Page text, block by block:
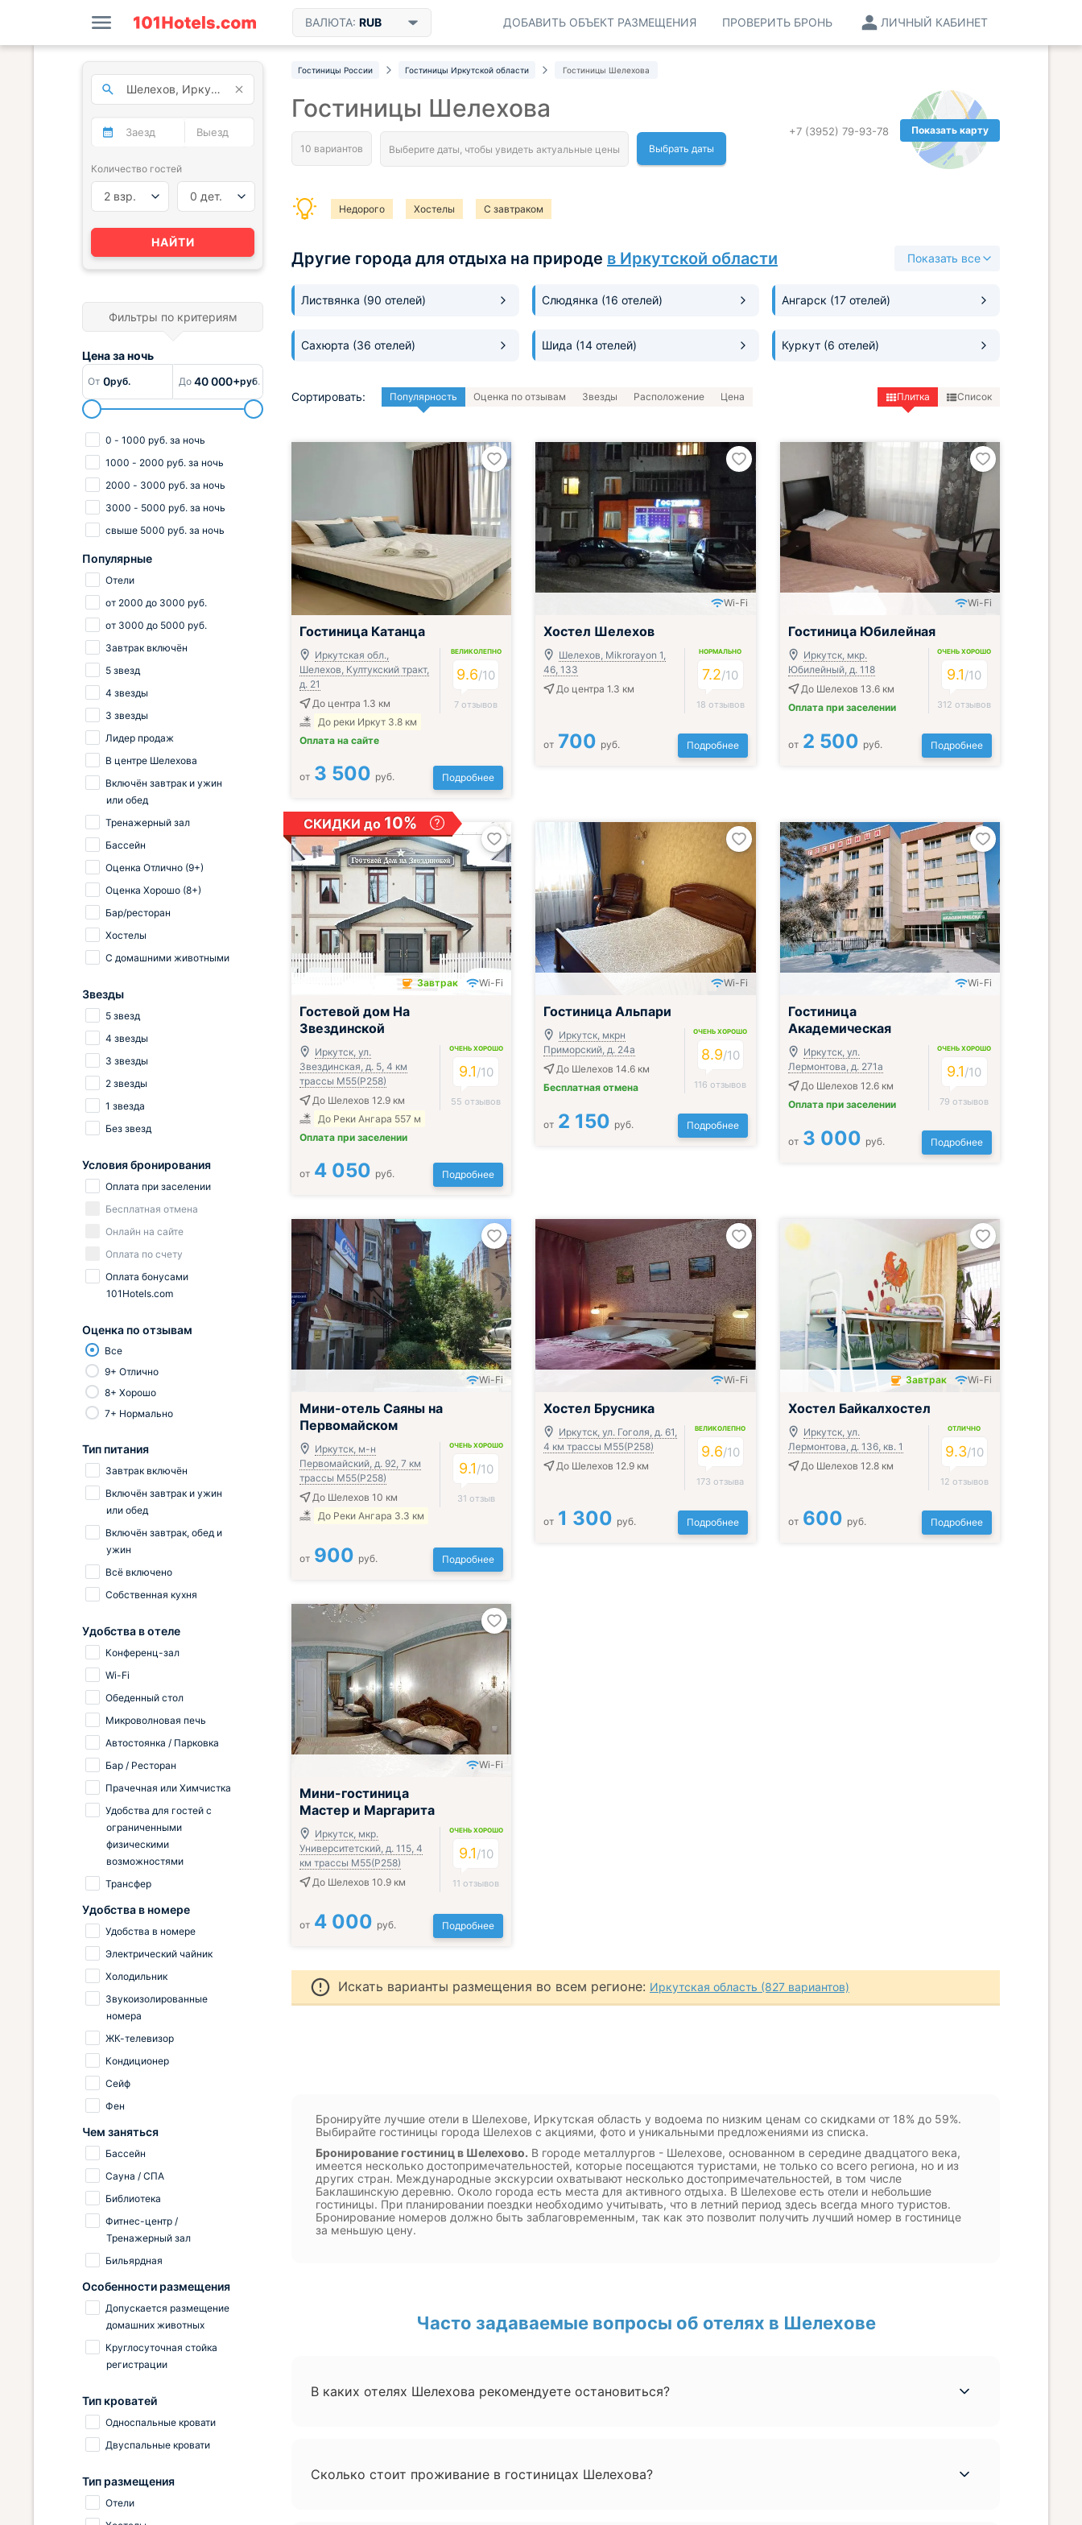
ВАЛЮТА: RUB ЛИЧНЫЙ КАБИНЕТ
ПРОВЕРИТЬ БРОНЬ
ДОБАВИТЬ ОБЪЕКТ РАЗМЕЩЕНИЯ
Гостиницы России Гостиницы Иркутской области Гостиницы Шелехова
Показать карту
+7 (3952) 79-93-78
Гостиницы Шелехова
Выбрать даты
Недорого Хостелы С завтраком
Другие города для отдыха на природе в Иркутской области Показать все
Листвянка (90 отелей) Слюдянка (16 отелей) Ангарск (17 отелей)
Сахюрта (36 отелей) Шида (14 отелей) Куркут (6 отелей)
Сортировать: Популярность Оценка по отзывам Звезды Расположение Цена Плитка Список
Гостиница Катанца
Иркутская обл.,
Шелехов, Култукский тракт,
д. 21
До центра 1.3 км
До реки Иркут 3.8 км
Оплата на сайте
ВЕЛИКОЛЕПНО
9.6/10
7 отзывов
от 3 500 руб. Подробнее
Wi-Fi
Хостел Шелехов
Шелехов, Mikrorayon 1,
46, 133
До центра 1.3 км
НОРМАЛЬНО
7.2/10
18 отзывов
от 700 руб. Подробнее
Wi-Fi
Гостиница Юбилейная
Иркутск, мкр.
Юбилейный, д. 118
До Шелехов 13.6 км
Оплата при заселении
ОЧЕНЬ ХОРОШО
9.1/10
312 отзывов
от 2 500 руб. Подробнее
СКИДКИ до 10%
; Завтрак включён
Завтрак Wi-Fi
Гостевой дом На
Звездинской
Иркутск, ул.
Звездинская, д. 5, 4 км
трассы М55(Р258)
До Шелехов 12.9 км
До Реки Ангара 557 м
Оплата при заселении
ОЧЕНЬ ХОРОШО
9.1/10
55 отзывов
от 4 050 руб. Подробнее
Включён завтрак, обед и ужин
Wi-Fi
Гостиница Альпари
Иркутск, мкрн
Приморский, д. 24а
До Шелехов 14.6 км
Бесплатная отмена
ОЧЕНЬ ХОРОШО
8.9/10
116 отзывов
от 2 150 руб. Подробнее
Wi-Fi
Гостиница
Академическая
Иркутск, ул.
Лермонтова, д. 271а
До Шелехов 12.6 км
Оплата при заселении
ОЧЕНЬ ХОРОШО
9.1/10
79 отзывов
от 3 000 руб. Подробнее
Wi-Fi
Мини-отель Саяны на
Первомайском
Иркутск, м-н
Первомайский, д. 92, 7 км
трассы М55(Р258)
До Шелехов 10 км
До Реки Ангара 3.3 км
ОЧЕНЬ ХОРОШО
9.1/10
31 отзыв
от 900 руб. Подробнее
Wi-Fi
Хостел Брусника
Иркутск, ул. Гоголя, д. 61,
4 км трассы М55(Р258)
До Шелехов 12.9 км
ВЕЛИКОЛЕПНО
9.6/10
173 отзыва
от 1 300 руб. Подробнее
Завтрак включён
Завтрак Wi-Fi
Хостел Байкалхостел
Иркутск, ул.
Лермонтова, д. 136, кв. 1
До Шелехов 12.8 км
ОТЛИЧНО
9.3/10
12 отзывов
от 600 руб. Подробнее
Wi-Fi
Мини-гостиница
Мастер и Маргарита
Иркутск, мкр.
Университетский, д. 115, 4
км трассы М55(Р258)
До Шелехов 10.9 км
ОЧЕНЬ ХОРОШО
9.1/10
11 отзывов
от 4 000 руб. Подробнее
Искать варианты размещения во всем регионе: Иркутская область (827 вариантов)
Бронируйте лучшие отели в Шелехове, Иркутская область у водоема по низким ценам со скидками от 18% до 59%.
Выбирайте гостиницы города Шелехов с акциями, фото и уникальными предложениями из списка.
Бронирование гостиниц в Шелехово. В городе металлургов - Шелехове, основанном в середине двадцатого века,
имеется несколько достопримечательностей, которые посещаются туристами, не только со всего региона, но и из
других стран. Международные экскурсии охватывают несколько достопримечательностей, в том числе
Баклашинскую деревню. Около города есть места для активного отдыха. В Шелехове есть отели и небольшие
гостиницы. При планировании поездки необходимо учитывать, что в летний период здесь всегда много туристов.
Бронирование номеров должно быть заблаговременным, так как это позволит получить лучший номер в гостинице
за меньшую цену.
Часто задаваемые вопросы об отелях в Шелехове
В каких отелях Шелехова рекомендуете остановиться?
Сколько стоит проживание в гостиницах Шелехова?
Количество гостей
2 взр. 0 дет.
НАЙТИ
Фильтры по критериям
Цена заночь
От 0руб. До 40 000+руб.
0 - 1000 руб. за ночь
1000 - 2000 руб. за ночь
2000 - 3000 руб. за ночь
3000 - 5000 руб. за ночь
свыше 5000 руб. за ночь
Популярные
Отели
от 2000 до 3000 руб.
от 3000 до 5000 руб.
Завтрак включён
5 звезд
4 звезды
3 звезды
Лидер продаж
В центре Шелехова
Включён завтрак и ужин
или обед
Тренажерный зал
Бассейн
Оценка Отлично (9+)
Оценка Хорошо (8+)
Бар/ресторан
Хостелы
С домашними животными
Звезды
5 звезд
4 звезды
3 звезды
2 звезды
1 звезда
Без звезд
Условия бронирования
Оплата при заселении
Бесплатная отмена
Онлайн на сайте
Оплата по счету
Оплата бонусами
101Hotels.com
Оценка по отзывам
Все
9+ Отлично
8+ Хорошо
7+ Нормально
Тип питания
Завтрак включён
Включён завтрак и ужин
или обед
Включён завтрак, обед и
ужин
Всё включено
Собственная кухня
Удобства в отеле
Конференц-зал
Wi-Fi
Обеденный стол
Микроволновая печь
Автостоянка / Парковка
Бар / Ресторан
Прачечная или Химчистка
Удобства для гостей с
ограниченными
физическими
возможностями
Трансфер
Удобства в номере
Удобства в номере
Электрический чайник
Холодильник
Звукоизолированные
номера
ЖК-телевизор
Кондиционер
Сейф
Фен
Чем заняться
Бассейн
Сауна / СПА
Библиотека
Фитнес-центр /
Тренажерный зал
Бильярдная
Особенности размещения
Допускается размещение
домашних животных
Круглосуточная стойка
регистрации
Тип кроватей
Односпальные кровати
Двуспальные кровати
Тип размещения
Отели